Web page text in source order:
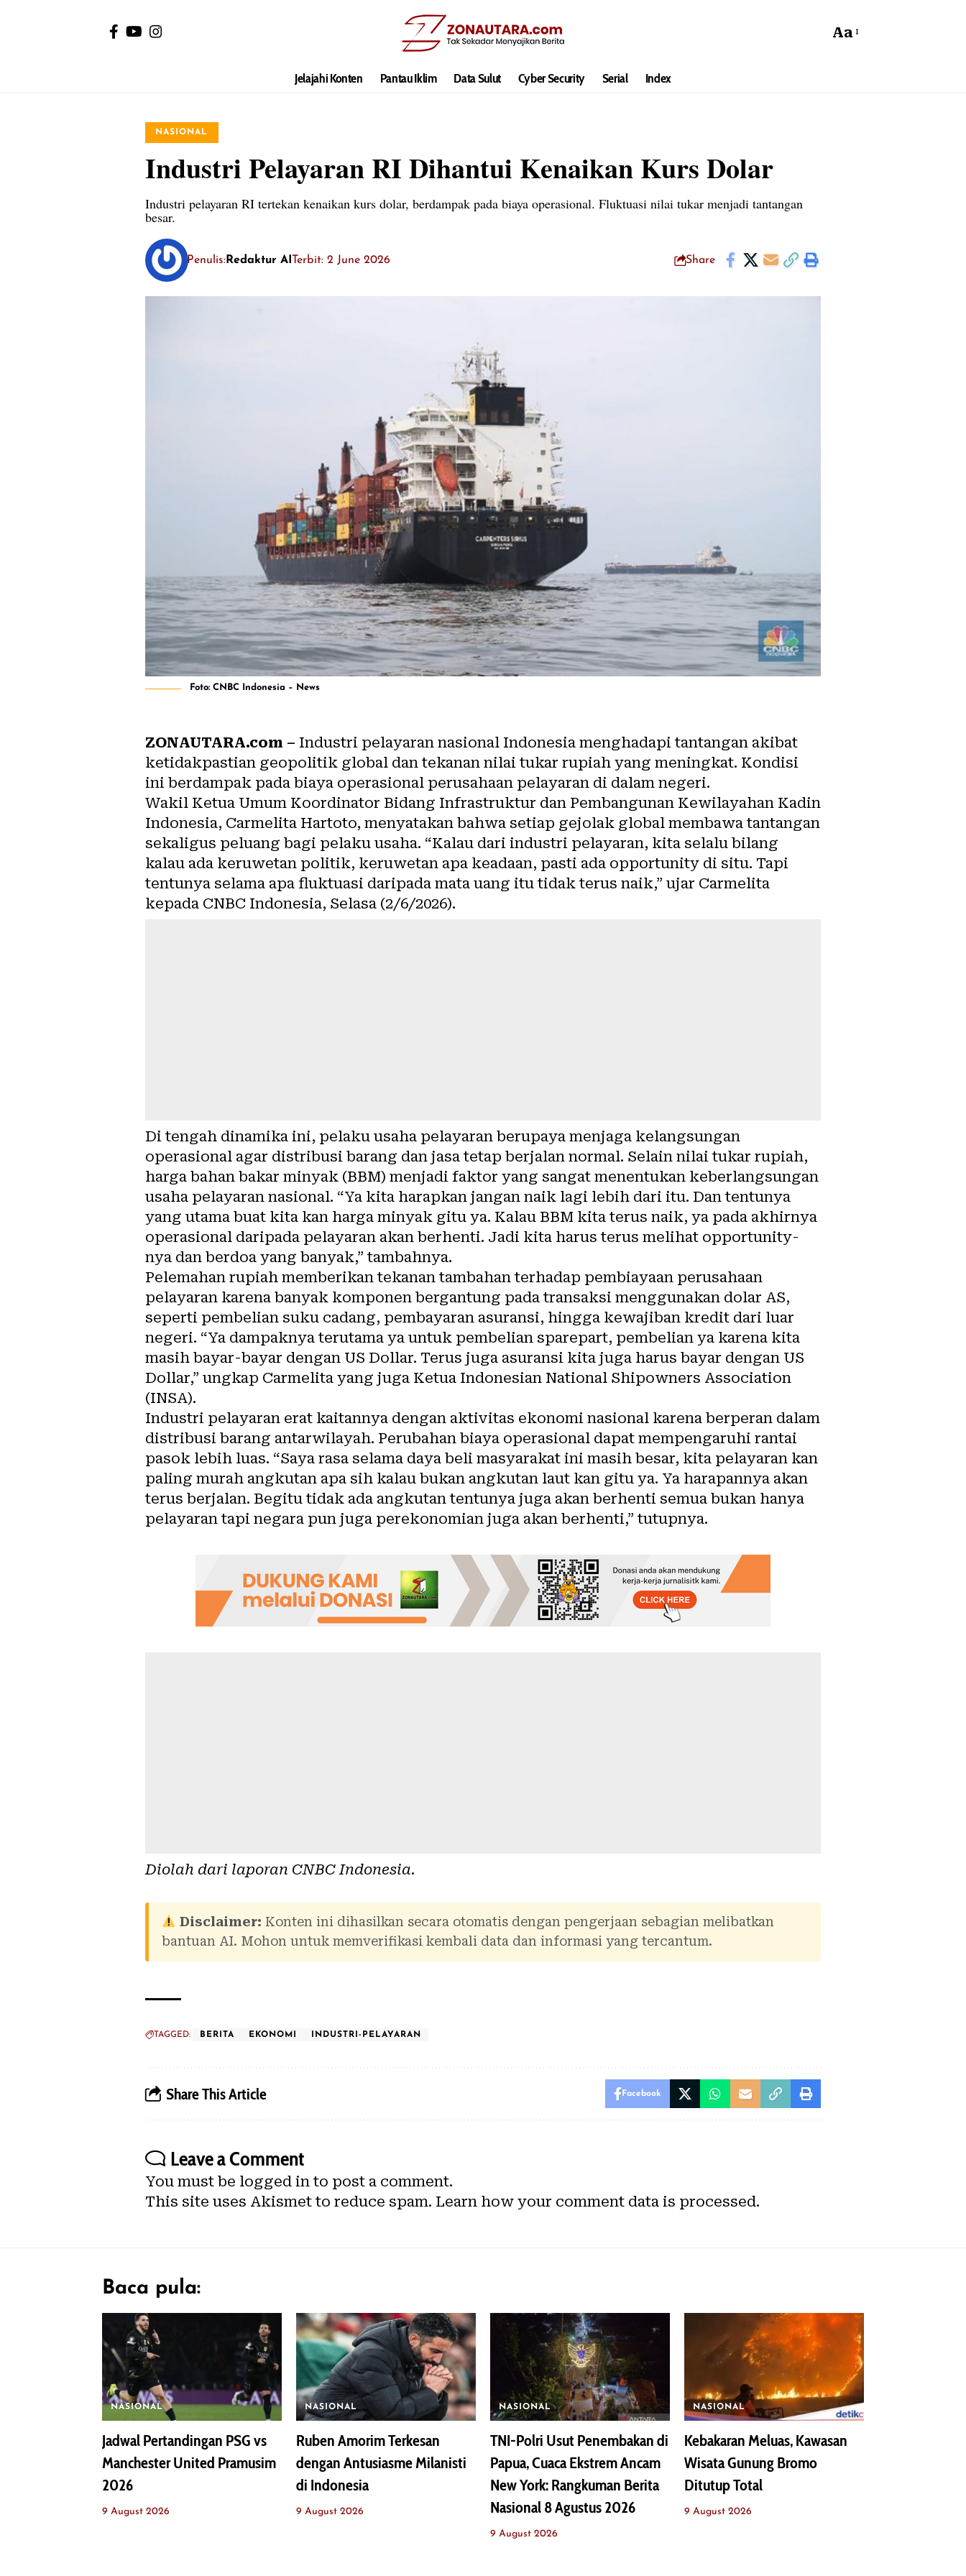
Aa
Jelajahi Konten Pantau Iklim Data Sulut Cyber Security Serial Index
NASIONAL
Industri Pelayaran RI Dihantui Kenaikan Kurs Dolar
Industri pelayaran RI tertekan kenaikan kurs dolar, berdampak pada biaya operasional. Fluktuasi nilai tukar menjadi tantangan
besar.
Penulis:Redaktur AI Terbit: 2 June 2026 Share
Foto: CNBC Indonesia – News
ZONAUTARA.com – Industri pelayaran nasional Indonesia menghadapi tantangan akibat
ketidakpastian geopolitik global dan tekanan nilai tukar rupiah yang meningkat. Kondisi
ini berdampak pada biaya operasional perusahaan pelayaran di dalam negeri.
Wakil Ketua Umum Koordinator Bidang Infrastruktur dan Pembangunan Kewilayahan Kadin
Indonesia, Carmelita Hartoto, menyatakan bahwa setiap gejolak global membawa tantangan
sekaligus peluang bagi pelaku usaha. “Kalau dari industri pelayaran, kita selalu bilang
kalau ada keruwetan politik, keruwetan apa keadaan, pasti ada opportunity di situ. Tapi
tentunya selama apa fluktuasi daripada mata uang itu tidak terus naik,” ujar Carmelita
kepada CNBC Indonesia, Selasa (2/6/2026).
Di tengah dinamika ini, pelaku usaha pelayaran berupaya menjaga kelangsungan
operasional agar distribusi barang dan jasa tetap berjalan normal. Selain nilai tukar rupiah,
harga bahan bakar minyak (BBM) menjadi faktor yang sangat menentukan keberlangsungan
usaha pelayaran nasional. “Ya kita harapkan jangan naik lagi lebih dari itu. Dan tentunya
yang utama buat kita kan harga minyak gitu ya. Kalau BBM kita terus naik, ya pada akhirnya
operasional daripada pelayaran akan berhenti. Jadi kita harus terus melihat opportunity-
nya dan berdoa yang banyak,” tambahnya.
Pelemahan rupiah memberikan tekanan tambahan terhadap pembiayaan perusahaan
pelayaran karena banyak komponen bergantung pada transaksi menggunakan dolar AS,
seperti pembelian suku cadang, pembayaran asuransi, hingga kewajiban kredit dari luar
negeri. “Ya dampaknya terutama ya untuk pembelian sparepart, pembelian ya karena kita
masih bayar-bayar dengan US Dollar. Terus juga asuransi kita juga harus bayar dengan US
Dollar,” ungkap Carmelita yang juga Ketua Indonesian National Shipowners Association
(INSA).
Industri pelayaran erat kaitannya dengan aktivitas ekonomi nasional karena berperan dalam
distribusi barang antarwilayah. Perubahan biaya operasional dapat mempengaruhi rantai
pasok lebih luas. “Saya rasa selama daya beli masyarakat ini masih besar, kita pelayaran kan
paling murah angkutan apa sih kalau bukan angkutan laut kan gitu ya. Ya harapannya akan
terus berjalan. Begitu tidak ada angkutan tentunya juga akan berhenti semua bukan hanya
pelayaran tapi negara pun juga perekonomian juga akan berhenti,” tutupnya.
Diolah dari laporan CNBC Indonesia.
Disclaimer: Konten ini dihasilkan secara otomatis dengan pengerjaan sebagian melibatkan
bantuan AI. Mohon untuk memverifikasi kembali data dan informasi yang tercantum.
TAGGED: BERITA EKONOMI INDUSTRI-PELAYARAN
Share This Article Facebook
Leave a Comment
You must be logged into post a comment.
This site uses Akismet to reduce spam. Learn how your comment data is processed.
Baca pula:
NASIONAL
Jadwal Pertandingan PSG vs
Manchester United Pramusim
2026
9 August 2026
NASIONAL
Ruben Amorim Terkesan
dengan Antusiasme Milanisti
di Indonesia
9 August 2026
NASIONAL
TNI-Polri Usut Penembakan di
Papua, Cuaca Ekstrem Ancam
New York: Rangkuman Berita
Nasional 8 Agustus 2026
9 August 2026
NASIONAL
Kebakaran Meluas, Kawasan
Wisata Gunung Bromo
Ditutup Total
9 August 2026